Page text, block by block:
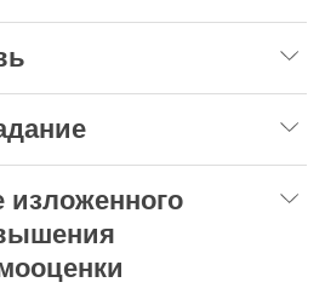
изложенного